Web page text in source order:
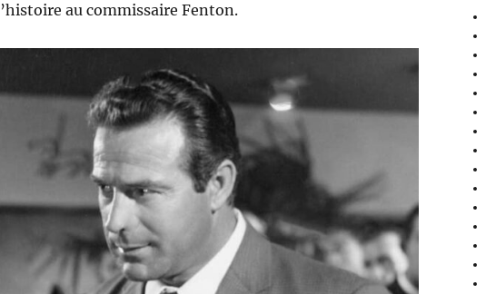
au commissaire Fenton.